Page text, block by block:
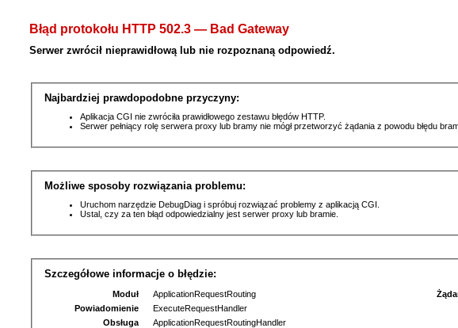
Błąd protokołu HTTP 502.3 — Bad Gateway
Serwer zwrócił nieprawidłową lub nie rozpoznaną odpowiedź.
Najbardziej prawdopodobne przyczyny:
Aplikacja CGI nie zwróciła prawidłowego zestawu błędów HTTP.
Serwer pełniący rolę serwera proxy lub bramy nie mógł przetworzyć żądania z powodu błędu
Możliwe sposoby rozwiązania problemu:
Uruchom narzędzie DebugDiag i spróbuj rozwiązać problemy z aplikacją CGI.
Ustal, czy za ten błąd odpowiedzialny jest serwer proxy lub bramie.
Szczegółowe informacje o błędzie:
Moduł
ApplicationRequestRouting
Powiadomienie
ExecuteRequestHandler
Obsługa
ApplicationRequestRoutingHandler